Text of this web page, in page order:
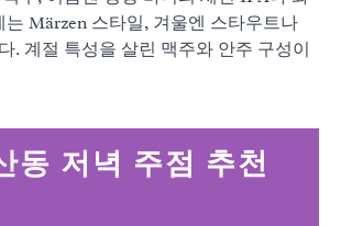
는 Märzen 스타일, 겨울엔 스타우트나
. 계절 특성을 살린 맥주와 안주 구성이
동 저녁 주점 추천